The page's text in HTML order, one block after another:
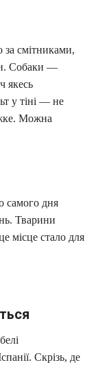
за смітниками,
Собаки —
якесь
у тіні — не
Можна
самого дня
Тварини
місце стало для
Скрізь, де